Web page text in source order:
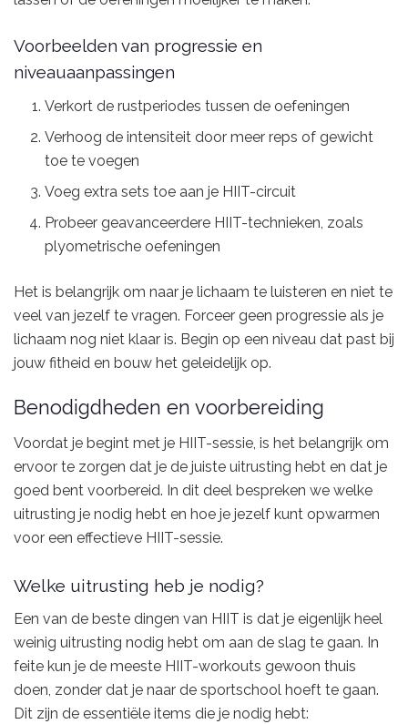
Voorbeelden van progressie en
niveauaanpassingen
Verkort de rustperiodes tussen de oefeningen
Verhoog de intensiteit door meer reps of gewicht
toe te voegen
Voeg extra sets toe aan je HIIT-circuit
Probeer geavanceerdere HIIT-technieken, zoals
plyometrische oefeningen
Het is belangrijk om naar je lichaam te luisteren en niet te
veel van jezelf te vragen. Forceer geen progressie als je
lichaam nog niet klaar is. Begin op een niveau dat past bij
jouw fitheid en bouw het geleidelijk op.
Benodigdheden en voorbereiding
Voordat je begint met je HIIT-sessie, is het belangrijk om
ervoor te zorgen dat je de juiste uitrusting hebt en dat je
goed bent voorbereid. In dit deel bespreken we welke
uitrusting je nodig hebt en hoe je jezelf kunt opwarmen
voor een effectieve HIIT-sessie.
Welke uitrusting heb je nodig?
Een van de beste dingen van HIIT is dat je eigenlijk heel
weinig uitrusting nodig hebt om aan de slag te gaan. In
feite kun je de meeste HIIT-workouts gewoon thuis
doen, zonder dat je naar de sportschool hoeft te gaan.
Dit zijn de essentiële items die je nodig hebt: